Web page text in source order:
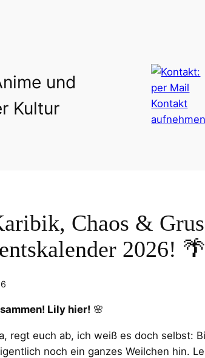
und
Kultur
Chaos &
2026!
Lily hier! 🌸
regt euch ab, ich weiß es doch selbst:
noch ein ganzes Weilchen hin.